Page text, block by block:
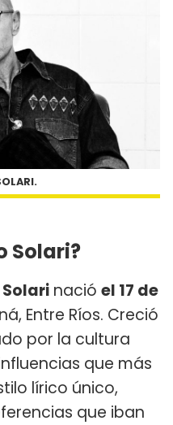
Solari?
nació el 17 de
Entre Ríos. Creció
por la cultura
que más
lírico único,
que iban